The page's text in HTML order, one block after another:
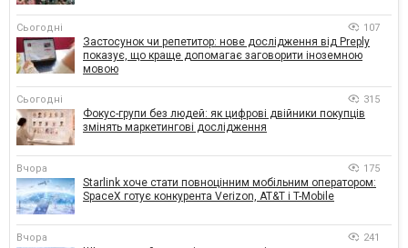
Сьогодні 107
Застосунок чи репетитор: нове дослідження від Preply
показує, що краще допомагає заговорити іноземною
мовою
Сьогодні 315
Фокус-групи без людей: як цифрові двійники покупців
змінять маркетингові дослідження
Вчора 175
Starlink хоче стати повноцінним мобільним оператором:
SpaceX готує конкурента Verizon, AT&T і T-Mobile
Вчора 241